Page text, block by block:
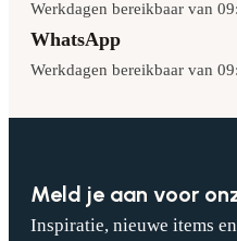
Werkdagen bereikbaar van
WhatsApp
Werkdagen bereikbaar van
Meld je aan voor
Inspiratie, nieuwe items